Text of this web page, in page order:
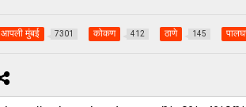
आपली मुंबई 7301 कोकण 412 ठाणे 145